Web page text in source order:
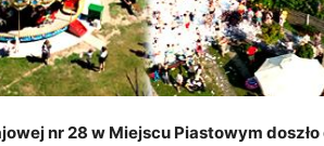
nr 28 w Miejscu Piastowym